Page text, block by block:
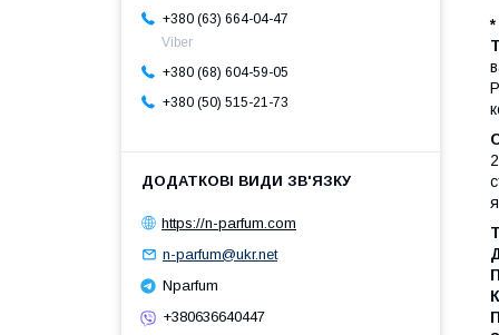
+380 (63) 664-04-47
Viber
+380 (68) 604-59-05
+380 (50) 515-21-73
https://n-parfum.com
n-parfum@ukr.net
Nparfum
+380636640447